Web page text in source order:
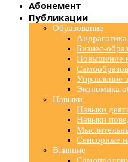
Абонемент
Публикации
Образование
Андрагогика
Бизнес-
Повышение
Управление
Экономика
Навыки
Навыки
Навыки
Сенсорные
Влияние